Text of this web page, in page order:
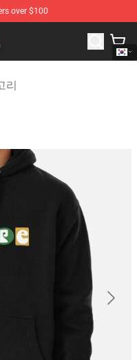
over $100
Merchandise Store
리